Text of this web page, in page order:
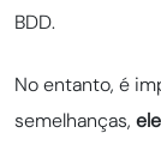
BDD.
No entanto, é
semelhanças,